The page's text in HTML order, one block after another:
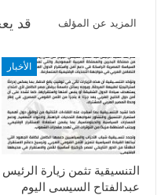
قد المزيد عن المؤلف
الأخبار
التنسيقية تثمن زيارة الرئيس
عبدالفتاح السيسى اليوم